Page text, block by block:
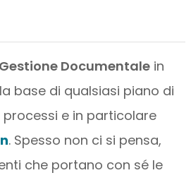
Gestione Documentalein
base di qualsiasi piano di
e in particolare
. Spesso non ci si pensa,
che portano con sé le